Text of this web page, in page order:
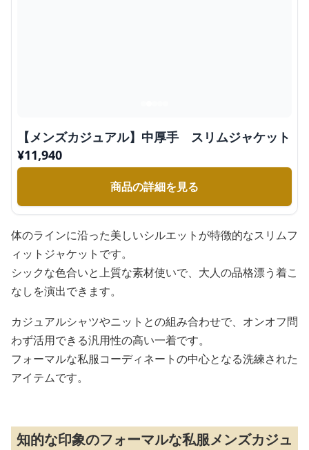
【メンズカジュアル】中厚手 スリムジャケット
¥11,940
商品の詳細を見る
体のラインに沿った美しいシルエットが特徴的なスリムフ
ィットジャケットです。
シックな色合いと上質な素材使いで、大人の品格漂う着こ
なしを演出できます。
カジュアルシャツやニットとの組み合わせで、オンオフ問
わず活用できる汎用性の高い一着です。
フォーマルな私服コーディネートの中心となる洗練された
アイテムです。
知的な印象のフォーマルな私服メンズカジュ